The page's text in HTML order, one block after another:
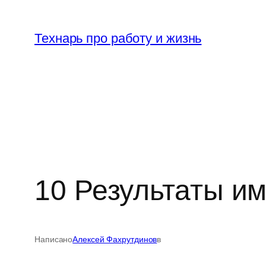
содержимому
Технарь про работу и жизнь
10 Результаты
НаписаноАлексей Фахрутдиновв